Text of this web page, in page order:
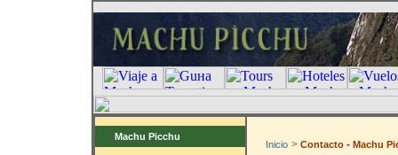
Machu Picchu
Inicio > Contacto - Machu